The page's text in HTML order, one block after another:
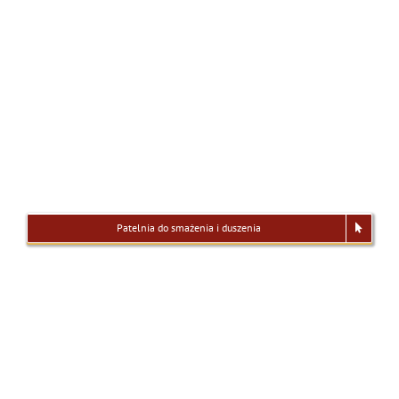
Patelnia do smażenia i duszenia